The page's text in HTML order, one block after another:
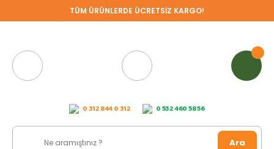
TÜM ÜRÜNLERDE ÜCRETSİZ KARGO!
0 312 844 0 312 0 532 460 58 56
Ara